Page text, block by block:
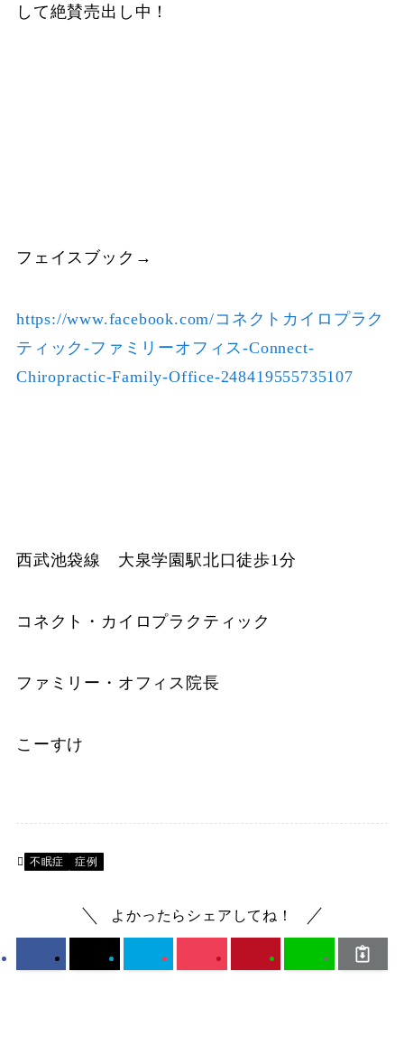
して絶賛売出し中！
フェイスブック→
https://www.facebook.com/コネクトカイロプラク
ティック-ファミリーオフィス-Connect-
Chiropractic-Family-Office-248419555735107
西武池袋線 大泉学園駅北口徒歩1分
コネクト・カイロプラクティック
ファミリー・オフィス院長
こーすけ
不眠症 症例
よかったらシェアしてね！